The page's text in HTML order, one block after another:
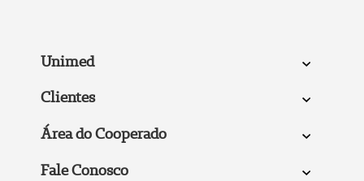
Unimed
Clientes
Área do Cooperado
Fale Conosco